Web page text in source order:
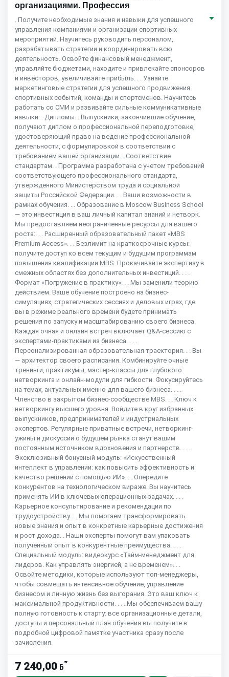
организациями. Профессия
. Получите необходимые знания и навыки для успешного
управления компаниями и организации спортивных
мероприятий. Научитесь руководить персоналом,
разрабатывать стратегии и координировать всю
деятельность. Освойте финансовый менеджмент,
управляйте бюджетами, находите и привлекайте спонсоров
и инвесторов, увеличивайте прибыль. . . Узнайте
маркетинговые стратегии для успешного продвижения
спортивных событий, команды и спортсменов. Научитесь
работать со СМИ и развивайте сильные коммуникативные
навыки. . Дипломы. . Выпускники, закончившие обучение,
получают диплом о профессиональной переподготовке,
удостоверяющий право на ведение профессиональной
деятельности, с формулировкой в соответствии с
требованием вашей организации. . Соответствие
стандартам. . Программа разработана с учетом требований
соответствующего профессионального стандарта,
утвержденного Министерством труда и социальной
защиты Российской Федерации. . . Ваши возможности в
рамках обучения. . . Образование в Moscow Business School
— это инвестиция в ваш личный капитал знаний и нетворк.
Мы предоставляем неограниченные ресурсы для вашего
роста:. . . Расширенный образовательный пакет «MBS
Premium Access». . . Безлимит на краткосрочные курсы:
получите доступ ко всем текущим и будущим программам
повышения квалификации MBS. Прокачивайте экспертизу в
смежных областях без дополнительных инвестиций. . . .
Формат «Погружение в практику». . . Мы заменили теорию
действием. Ваше обучение построено на бизнес-
симуляциях, стратегических сессиях и деловых играх, где
вы в режиме реального времени будете принимать
решения по запуску и масштабированию своего бизнеса.
Каждая очная и онлайн встреч включает Q&A-сессию с
экспертами-практиками из бизнеса. . . .
Персонализированная образовательная траектория. . . Вы
— архитектор своего расписания. Комбинируйте очные
тренинги, практикумы, мастер-классы для глубокого
нетворкинга и онлайн-модули для гибкости. Фокусируйтесь
на темах, актуальных именно для вашего бизнеса. . . .
Членство в закрытом бизнес-сообществе MBS. . . Ключ к
нетворкингу высшего уровня. Войдите в круг избранных
выпускников, предпринимателей и индустриальных
экспертов. Регулярные приватные встречи, нетворкинг-
ужины и дискуссии о будущем рынка станут вашим
постоянным источником вдохновения и партнерств. . . .
Эксклюзивный бонусный модуль: «Искусственный
интеллект в управлении: как повысить эффективность и
качество решений с помощью ИИ». . . Опередите
конкурентов на технологическом вираже. Вы научитесь
применять ИИ в ключевых операционных задачах. . . .
Карьерное консультирование и рекомендации по
трудоустройству. . . Мы помогаем трансформировать
новые знания и опыт в конкретные карьерные достижения
и рост дохода. . Наши эксперты помогут вам упаковать
полученный опыт в конкурентные преимущества. . . .
Специальный модуль: видеокурс «Тайм-менеджмент для
лидеров. Как управлять энергией, а не временем». . .
Освойте методики, которые используют топ-менеджеры,
чтобы совмещать интенсивное обучение, управление
бизнесом и личную жизнь без выгорания. Это ваш ключ к
максимальной продуктивности. . . . Мы обеспечиваем вашу
полную готовность к старту: все организационные детали,
доступы и персональный план обучения вы получите в
подробной цифровой памятке участника сразу после
зачисления.
7 240,00 ƃ*